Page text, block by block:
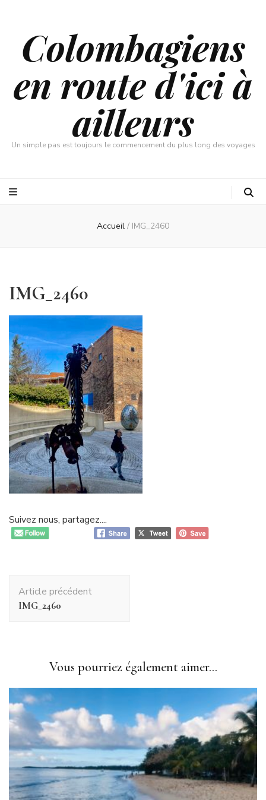
Colombagiens
en route d'ici à
ailleurs
Un simple pas est toujours le commencement du plus long des voyages
Accueil / IMG_2460
IMG_2460
Suivez nous, partagez....
d'article
Article précédent
IMG_2460
Vous pourriez également aimer...